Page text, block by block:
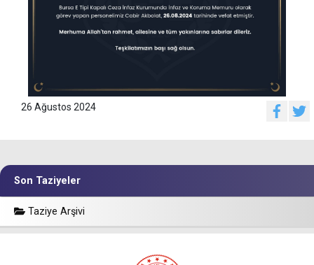
26 Ağustos 2024
Son Taziyeler
Taziye Arşivi